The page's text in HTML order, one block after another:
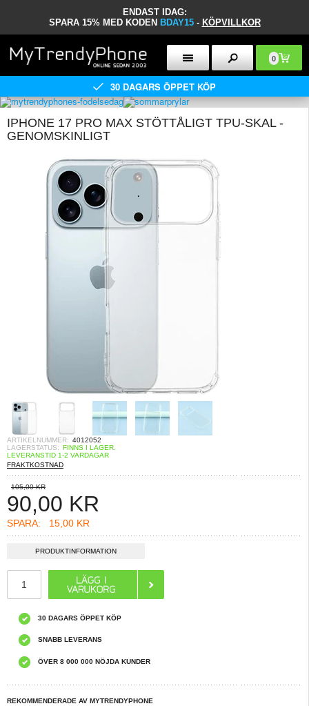
ENDAST IDAG:
SPARA 15% MED KODEN BDAY15 - KÖPVILLKOR
0
30 DAGARS ÖPPET KÖP
IPHONE 17 PRO MAX STÖTTÅLIGT TPU-SKAL -
GENOMSKINLIGT
ARTIKELNUMMER: 4012052
LAGERSTATUS: FINNS I LAGER.
LEVERANSTID 1-2 VARDAGAR
FRAKTKOSTNAD
105,00 KR
90,00 KR
SPARA: 15,00 KR
PRODUKTINFORMATION
30 DAGARS ÖPPET KÖP
SNABB LEVERANS
ÖVER 8 000 000 NÖJDA KUNDER
REKOMMENDERADE AV MYTRENDYPHONE